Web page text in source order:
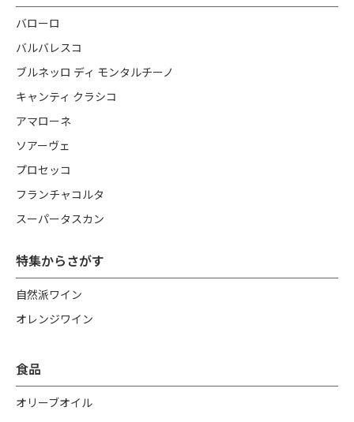
バローロ
バルバレスコ
ブルネッロ ディ モンタルチーノ
キャンティ クラシコ
アマローネ
ソアーヴェ
プロセッコ
フランチャコルタ
スーパータスカン
特集からさがす
自然派ワイン
オレンジワイン
食品
オリーブオイル